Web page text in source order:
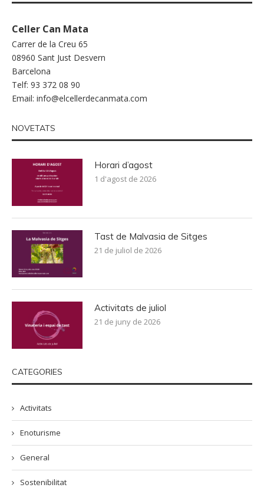
Celler Can Mata
Carrer de la Creu 65
08960 Sant Just Desvern
Barcelona
Telf: 93 372 08 90
Email: info@elcellerdecanmata.com
NOVETATS
Horari d’agost
1 d'agost de 2026
Tast de Malvasia de Sitges
21 de juliol de 2026
Activitats de juliol
21 de juny de 2026
CATEGORIES
Activitats
Enoturisme
General
Sostenibilitat